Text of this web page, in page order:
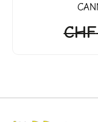
CHF